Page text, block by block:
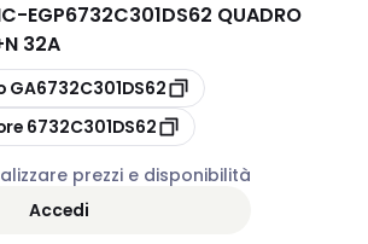
-EGP6732C301DS62 QUADRO
32A
GA6732C301DS62
6732C301DS62
prezzi e disponibilità
Accedi